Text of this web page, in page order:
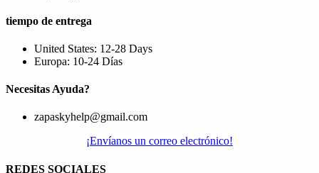
tiempo de entrega
United States: 12-28 Days
Europa: 10-24 Días
Necesitas Ayuda?
zapaskyhelp@gmail.com​
¡Envíanos un correo electrónico!
REDES SOCIALES